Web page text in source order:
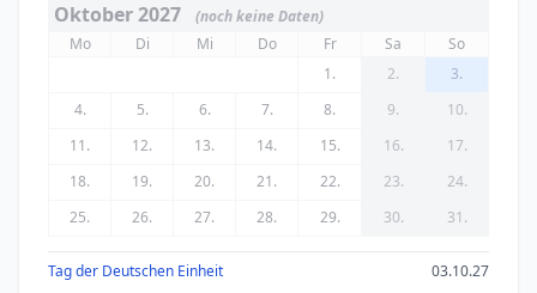
Oktober 2027
(noch keine Daten)
Mo
Di Mi Do Fr Sa
So
1.
2.
3.
4.
5. 6. 7. 8. 9.
10.
11.
12. 13. 14. 15. 16.
17.
18.
19. 20. 21. 22. 23.
24.
25.
26. 27. 28. 29. 30. 31.
Tag der Deutschen Einheit 03.10.27